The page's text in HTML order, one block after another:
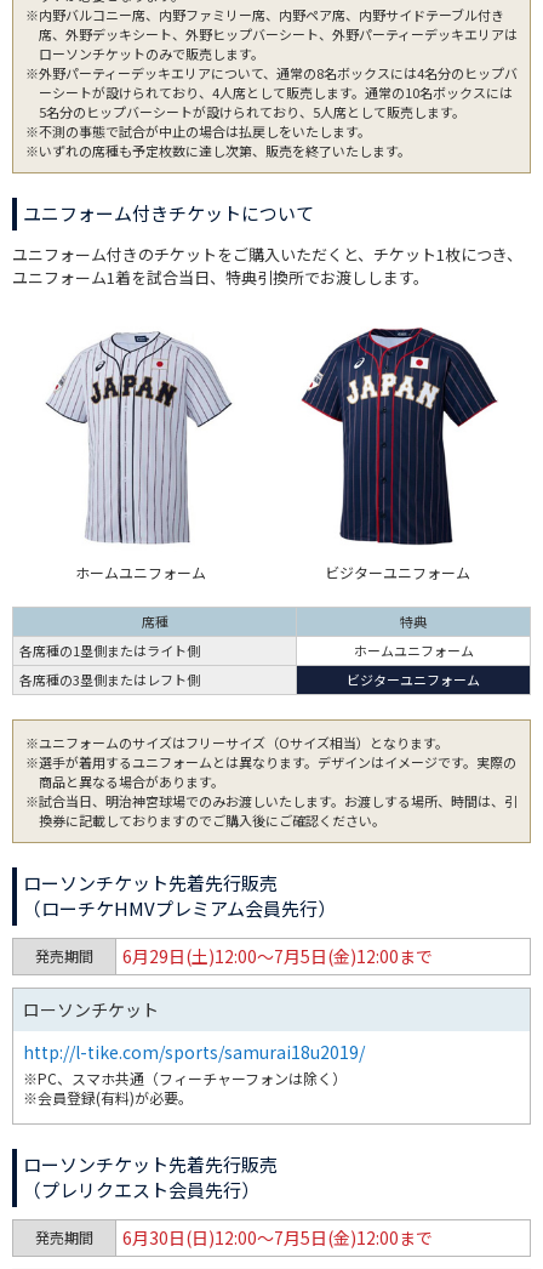
※内野バルコニー席、内野ファミリー席、内野ペア席、内野サイドテーブル付き
席、外野デッキシート、外野ヒップバーシート、外野パーティーデッキエリアは
ローソンチケットのみで販売します。
※外野パーティーデッキエリアについて、通常の8名ボックスには4名分のヒップバ
ーシートが設けられており、4人席として販売します。通常の10名ボックスには
5名分のヒップバーシートが設けられており、5人席として販売します。
※不測の事態で試合が中止の場合は払戻しをいたします。
※いずれの席種も予定枚数に達し次第、販売を終了いたします。
ユニフォーム付きチケットについて
ユニフォーム付きのチケットをご購入いただくと、チケット1枚につき、
ユニフォーム1着を試合当日、特典引換所でお渡しします。
ホームユニフォーム ビジターユニフォーム
席種
特典
各席種の1塁側またはライト側
ホームユニフォーム
各席種の3塁側またはレフト側
ビジターユニフォーム
※ユニフォームのサイズはフリーサイズ（Oサイズ相当）となります。
※選手が着用するユニフォームとは異なります。デザインはイメージです。実際の
商品と異なる場合があります。
※試合当日、明治神宮球場でのみお渡しいたします。お渡しする場所、時間は、引
換券に記載しておりますのでご購入後にご確認ください。
ローソンチケット先着先行販売
（ローチケHMVプレミアム会員先行）
発売期間 6月29日(土)12:00～7月5日(金)12:00まで
ローソンチケット
http://l-tike.com/sports/samurai18u2019/
※PC、スマホ共通（フィーチャーフォンは除く）
※会員登録(有料)が必要。
ローソンチケット先着先行販売
（プレリクエスト会員先行）
発売期間 6月30日(日)12:00～7月5日(金)12:00まで